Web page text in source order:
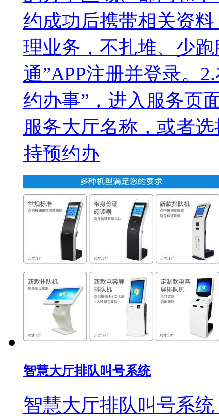
约成功后携带相关资
理业务，不扎堆、少
通”APP注册并登录。
约办事”，进入服务页
服务大厅名称，或者
持预约办
智慧大厅排队叫号系统
智慧大厅排队叫号系